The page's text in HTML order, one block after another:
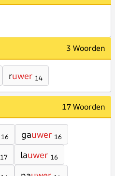
3 Woorden
ruwer 14
17 Woorden
16 gauwer 16
17 lauwer 16